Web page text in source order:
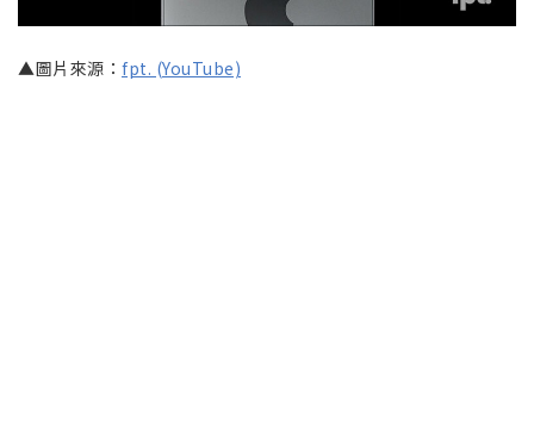
▲圖片來源： fpt. (YouTube)